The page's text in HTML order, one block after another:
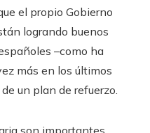
el propio Gobierno
logrando buenos
–como ha
más en los últimos
un plan de refuerzo.
son importantes